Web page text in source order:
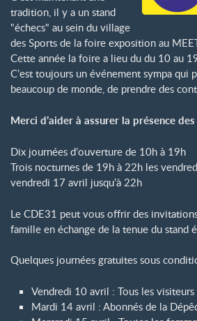
tradition, il y a un stand
"échecs" au sein du village
des Sports de la foire exposition au
Cette année la foire a lieu du du 10 au
C’est toujours un événement sympa qui
beaucoup de monde, de prendre des
Merci d’aider à assurer la présence des
Dix journées d’ouverture de 10h à 19h
Trois nocturnes de 19h à 22h les
vendredi 17 avril jusqu’à 22h
Le CDE31 peut vous offrir des
famille en échange de la tenue du stand
Quelques journées gratuites sous
Vendredi 10 avril : Tous les visiteurs
Mardi 14 avril : Abonnés de la